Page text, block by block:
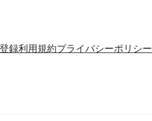
録利用規約プライバシーポリシー